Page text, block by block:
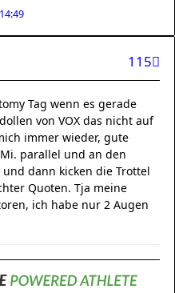
115
Tag wenn es gerade
von VOX das nicht auf
immer wieder, gute
parallel und an den
dann kicken die Trottel
Quoten. Tja meine
ich habe nur 2 Augen